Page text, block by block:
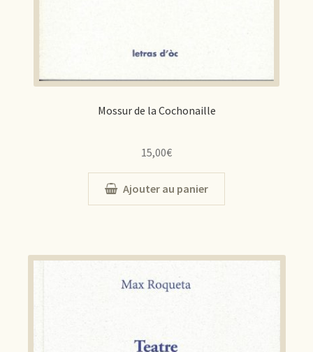
Mossur de la Cochonaille
15,00€
Ajouter au panier